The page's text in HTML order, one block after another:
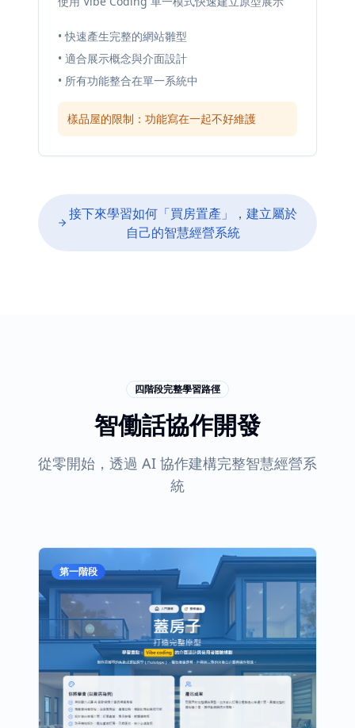
• 快速產生完整的網站雛型
• 適合展示概念與介面設計
• 所有功能整合在單一系統中
樣品屋的限制：功能寫在一起不好維護
接下來學習如何「買房置產」，建立屬於
自己的智慧經營系統
四階段完整學習路徑
智働話協作開發
從零開始，透過 AI 協作建構完整智慧經營系
統
第一階段